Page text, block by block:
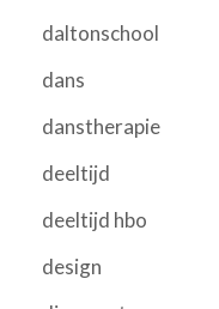
daltonschool
dans
danstherapie
deeltijd
deeltijd hbo
design